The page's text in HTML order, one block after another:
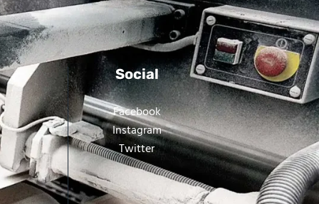
Social
Facebook
Instagram
Twitter